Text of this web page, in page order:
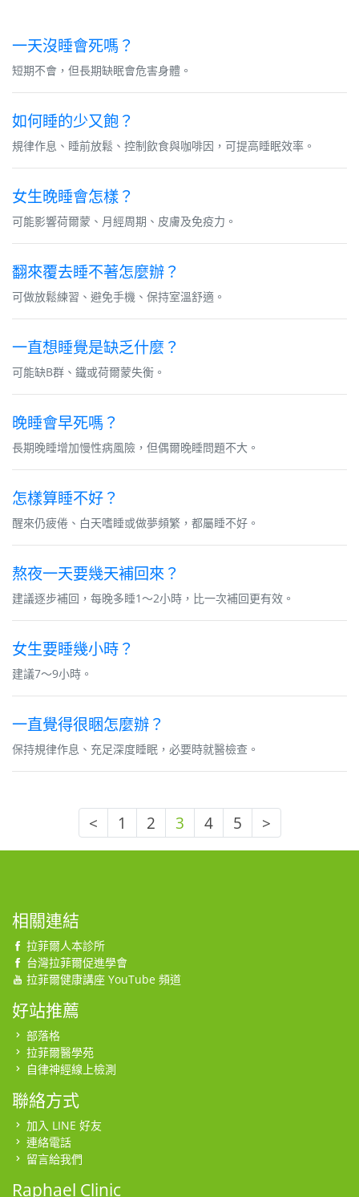
一天沒睡會死嗎？
短期不會，但長期缺眠會危害身體。
如何睡的少又飽？
規律作息、睡前放鬆、控制飲食與咖啡因，可提高睡眠效率。
女生晚睡會怎樣？
可能影響荷爾蒙、月經周期、皮膚及免疫力。
翻來覆去睡不著怎麼辦？
可做放鬆練習、避免手機、保持室溫舒適。
一直想睡覺是缺乏什麼？
可能缺B群、鐵或荷爾蒙失衡。
晚睡會早死嗎？
長期晚睡增加慢性病風險，但偶爾晚睡問題不大。
怎樣算睡不好？
醒來仍疲倦、白天嗜睡或做夢頻繁，都屬睡不好。
熬夜一天要幾天補回來？
建議逐步補回，每晚多睡1～2小時，比一次補回更有效。
女生要睡幾小時？
建議7～9小時。
一直覺得很睏怎麼辦？
保持規律作息、充足深度睡眠，必要時就醫檢查。
< 1 2 3 4 5 >
相關連結
拉菲爾人本診所
台灣拉菲爾促進學會
拉菲爾健康講座 YouTube 頻道
好站推薦
部落格
拉菲爾醫學苑
自律神經線上檢測
聯絡方式
加入 LINE 好友
連絡電話
留言給我們
Raphael Clinic